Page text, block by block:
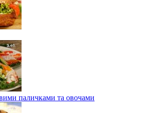
паличками та овочами